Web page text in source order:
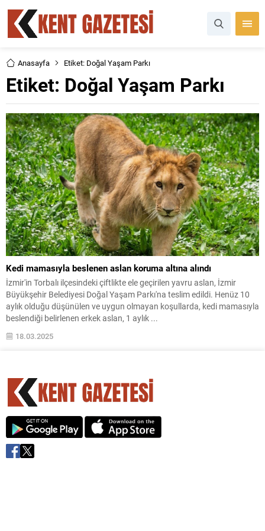
Anasayfa Etiket: Doğal Yaşam Parkı
Etiket: Doğal Yaşam Parkı
Kedi mamasıyla beslenen aslan koruma altına alındı
İzmir'in Torbalı ilçesindeki çiftlikte ele geçirilen yavru aslan, İzmir
Büyükşehir Belediyesi Doğal Yaşam Parkı'na teslim edildi. Henüz 10
aylık olduğu düşünülen ve uygun olmayan koşullarda, kedi mamasıyla
beslendiği belirlenen erkek aslan, 1 aylık ...
18.03.2025